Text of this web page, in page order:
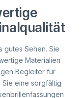
gutes Sehen. Sie
Materialien
Begleiter für
Sie eine sorgfältig